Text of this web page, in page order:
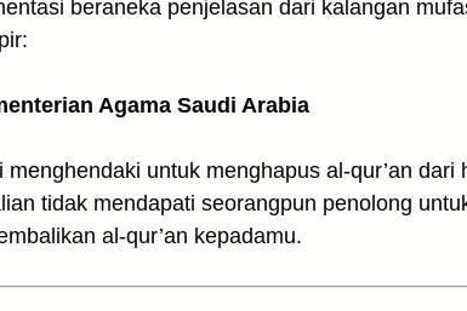
beraneka penjelasan dari kalangan
Agama Saudi Arabia
untuk menghapus al-qur’an
tidak mendapati seorangpun penolong
al-qur’an kepadamu.